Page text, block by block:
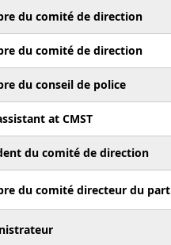
du comité de direction
du comité de direction
du conseil de police
at CMST
du comité de direction
du comité directeur du